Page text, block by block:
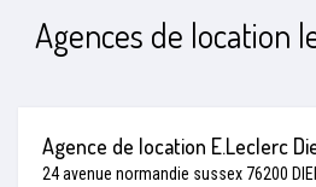
Agences de location
Agence de location E.Leclerc
24 avenue normandie sussex 76200